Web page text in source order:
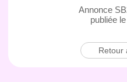
Annonce
publiée
Retour